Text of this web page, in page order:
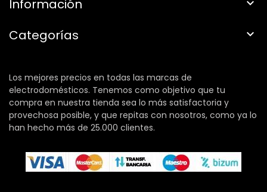
Información
Categorías 
Los mejores precios en todas las marcas de
electrodomésticos. Tenemos como objetivo que tu
compra en nuestra tienda sea lo más satisfactoria y
provechosa posible, y que repitas con nosotros, como ya lo
han hecho más de 25.000 clientes.